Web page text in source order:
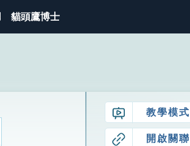
貓頭鷹博士
教學模式
開啟關聯